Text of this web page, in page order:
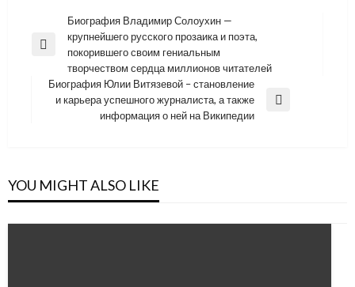
Навигация
по
записям
Previous
Биография Владимир Солоухин —
крупнейшего русского прозаика и поэта,
покорившего своим гениальным
творчеством сердца миллионов читателей
Next
Биография Юлии Витязевой – становление
и карьера успешного журналиста, а также
информация о ней на Википедии
YOU MIGHT ALSO LIKE